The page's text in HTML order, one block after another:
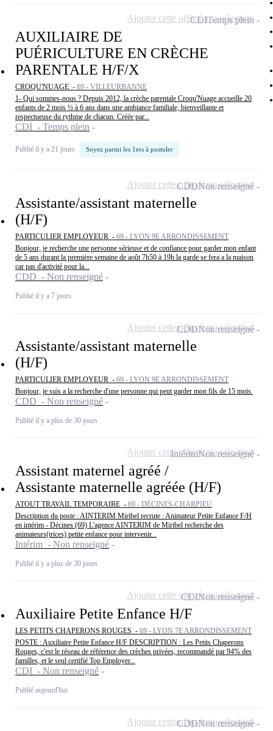
AUXILIAIRE DE
PUÉRICULTURE EN CRÈCHE
PARENTALE H/F/X
CROQU'NUAGE - 69 - VILLEURBANNE
1- Qui sommes-nous ? Depuis 2012, la crèche parentale Croqu'Nuage accueille 20
enfants de 2 mois ½ à 6 ans dans une ambiance familiale, bienveillante et
respectueuse du rythme de chacun. Créée par...
CDI - Temps plein
Publié il y a 21 jours Soyez parmi les 1ers à postuler
CDITemps plein
Ajouter cette offre à ma sélection
Assistante/assistant maternelle
(H/F)
PARTICULIER EMPLOYEUR - 69 - LYON 9E ARRONDISSEMENT
Bonjour, je recherche une personne sérieuse et de confiance pour garder mon enfant
de 5 ans durant la première semaine de août 7h50 à 19h la garde se fera a la maison
car pas d'activité pour la...
CDD - Non renseigné
Publié il y a 7 jours
CDDNon renseigné
Ajouter cette offre à ma sélection
Assistante/assistant maternelle
(H/F)
PARTICULIER EMPLOYEUR - 69 - LYON 9E ARRONDISSEMENT
Bonjour, je suis a la recherche d'une personne qui peut garder mon fils de 15 mois.
CDD - Non renseigné
Publié il y a plus de 30 jours
CDDNon renseigné
Ajouter cette offre à ma sélection
Assistant maternel agréé /
Assistante maternelle agréée (H/F)
ATOUT TRAVAIL TEMPORAIRE - 69 - DÉCINES-CHARPIEU
Description du poste : AINTERIM Miribel recrute : Animateur Petite Enfance F/H
en intérim - Décines (69) L'agence AINTERIM de Miribel recherche des
animateurs(trices) petite enfance pour intervenir...
Intérim - Non renseigné
Publié il y a plus de 30 jours
IntérimNon renseigné
Ajouter cette offre à ma sélection
Auxiliaire Petite Enfance H/F
LES PETITS CHAPERONS ROUGES - 69 - LYON 7E ARRONDISSEMENT
POSTE : Auxiliaire Petite Enfance H/F DESCRIPTION : Les Petits Chaperons
Rouges, c'est le réseau de référence des crèches privées, recommandé par 94% des
familles, et le seul certifié Top Employer...
CDI - Non renseigné
Publié aujourd'hui
CDINon renseigné
Ajouter cette offre à ma sélection
CDDNon renseigné
Ajouter cette offre à ma sélection